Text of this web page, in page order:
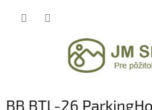
BB BTL-26